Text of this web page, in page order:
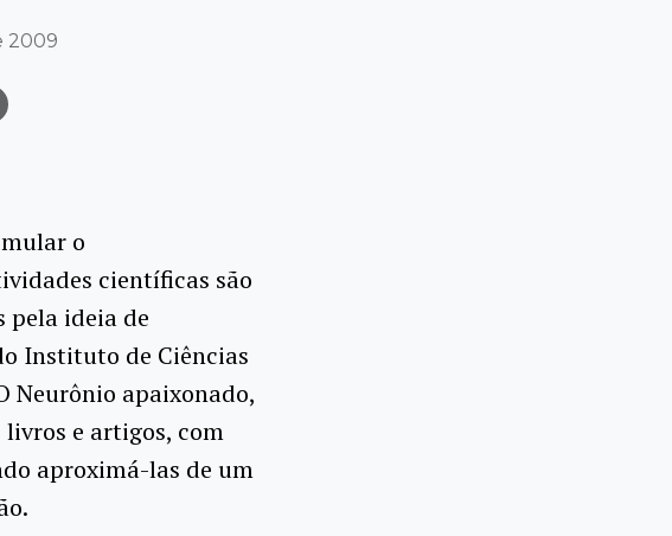
2009
o
científicas são
pela ideia de
Instituto de Ciências
Neurônio apaixonado,
e artigos, com
aproximá-las de um